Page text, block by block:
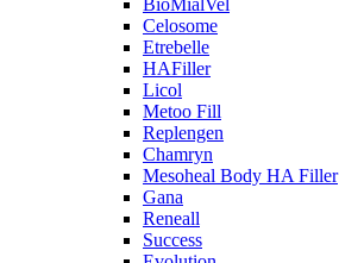
BioMialVel
Celosome
Etrebelle
HAFiller
Licol
Metoo Fill
Replengen
Chamryn
Mesoheal Body HA Filler
Gana
Reneall
Success